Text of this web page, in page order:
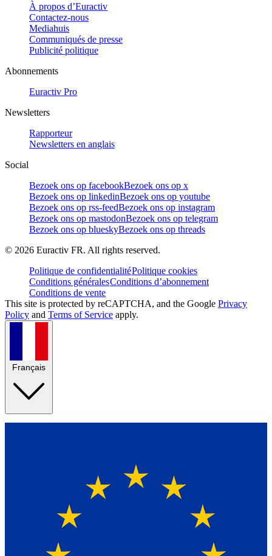
À propos d’Euractiv
Contactez-nous
Mediahuis
Communiqués de presse
Publicité politique
Abonnements
Euractiv Pro
Newsletters
Rapporteur
Newsletters en anglais
Social
Bezoek ons op facebookBezoek ons op x
Bezoek ons op linkedinBezoek ons op youtube
Bezoek ons op rss-feedBezoek ons op instagram
Bezoek ons op mastodonBezoek ons op telegram
Bezoek ons op blueskyBezoek ons op threads
© 2026 Euractiv FR. All rights reserved.
Politique de confidentialitéPolitique cookies
Conditions généralesConditions d’abonnement
Conditions de vente
This site is protected by reCAPTCHA, and the Google Privacy
Policy and Terms of Service apply.
Français